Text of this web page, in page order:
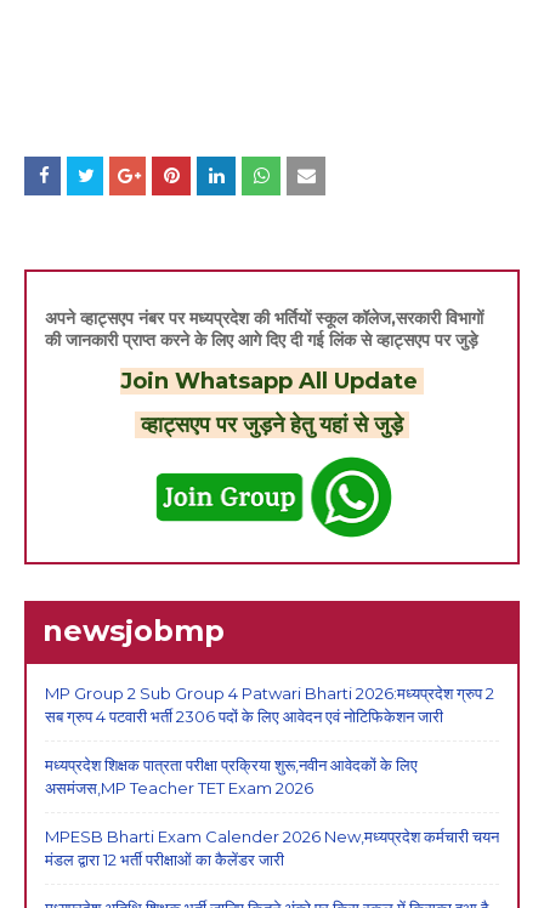
अपने व्हाट्सएप नंबर पर मध्यप्रदेश की भर्तियों स्कूल कॉलेज,सरकारी विभागों
की जानकारी प्राप्त करने के लिए आगे दिए दी गई लिंक से व्हाट्सएप पर जुड़े
Join Whatsapp All Update
व्हाट्सएप पर जुड़ने हेतु यहां से जुड़े
newsjobmp
MP Group 2 Sub Group 4 Patwari Bharti 2026:मध्यप्रदेश ग्रुप 2
सब ग्रुप 4 पटवारी भर्ती 2306 पदों के लिए आवेदन एवं नोटिफिकेशन जारी
मध्यप्रदेश शिक्षक पात्रता परीक्षा प्रक्रिया शुरू,नवीन आवेदकों के लिए
असमंजस,MP Teacher TET Exam 2026
MPESB Bharti Exam Calender 2026 New,मध्यप्रदेश कर्मचारी चयन
मंडल द्वारा 12 भर्ती परीक्षाओं का कैलेंडर जारी